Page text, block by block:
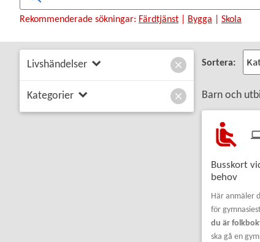
Rekommenderade sökningar: Färdtjänst Bygga Skola
Livshändelser
Kategorier
Sortera:
Barn och
Busskort
behov
Här anmäler
för
du är
ska gå en